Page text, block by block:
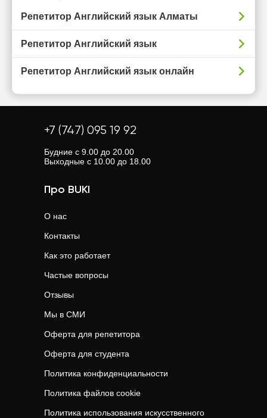
Репетитор Английский язык Алматы
Репетитор Английский язык
Репетитор Английский язык онлайн
+7 (747) 095 19 92
Будние с 9.00 до 20.00
Выходные с 10.00 до 18.00
Про BUKI
О нас
Контакты
Как это работает
Частые вопросы
Отзывы
Мы в СМИ
Оферта для репетитора
Оферта для студента
Политика конфиденциальности
Политика файлов cookie
Политика использования искусственного